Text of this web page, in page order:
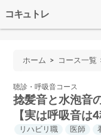
コキュトレ
ホーム コース一覧
疾患は？どんな音?【
聴診・呼吸音コース
捻髪音と水泡音
【実は呼吸音は
リハビリ職 医師